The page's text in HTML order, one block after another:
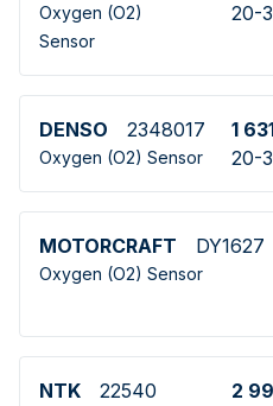
Oxygen (O2)
Sensor
20-
DENSO 2348017
Oxygen (O2) Sensor
1
20-
MOTORCRAFT DY1627
Oxygen (O2) Sensor
NTK 22540
2